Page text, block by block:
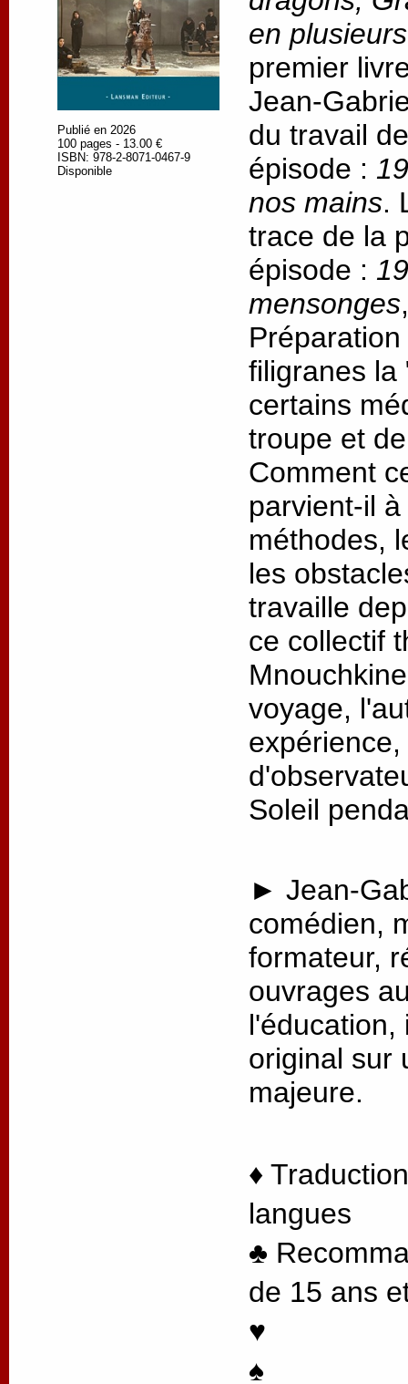
Publié en 2026
100 pages - 13.00 €
ISBN: 978-2-8071-0467-9
Disponible
en
premier
Jean-
du travail
épisode :
nos mains.
trace de la
épisode :
mensonges
filigranes la
certains
troupe et
Comment
parvient-il
méthodes,
les
travaille
ce collectif
voyage,
Soleil
► Jean-
comédien,
formateur,
ouvrages
l'éducation,
original sur
majeure.
♦
langues
♣
de 15 ans
♥
♠